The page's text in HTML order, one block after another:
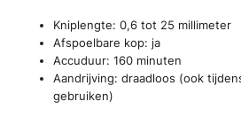
Kniplengte: 0,6 tot 25 millimeter
Afspoelbare kop: ja
Accuduur: 160 minuten
Aandrijving: draadloos (ook
gebruiken)